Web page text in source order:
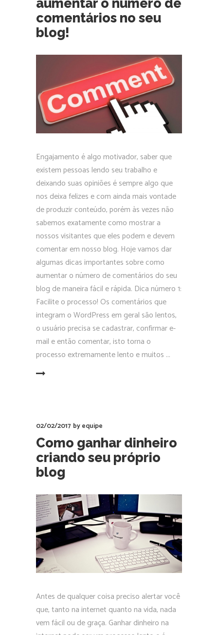
aumentar o número de
comentários no seu
blog!
Engajamento é algo motivador, saber que
existem pessoas lendo seu trabalho e
deixando suas opiniões é sempre algo que
nos deixa felizes e com ainda mais vontade
de produzir conteúdo, porém às vezes não
sabemos exatamente como mostrar a
nossos visitantes que eles podem e devem
comentar em nosso blog. Hoje vamos dar
algumas dicas importantes sobre como
aumentar o número de comentários do seu
blog de maneira fácil e rápida. Dica número 1:
Facilite o processo! Os comentários que
integram o WordPress em geral são lentos,
o usuário precisa se cadastrar, confirmar e-
mail e então comentar, isto torna o
processo extremamente lento e muitos
02/02/2017 byequipe
Como ganhar dinheiro
criando seu próprio
blog
Antes de qualquer coisa preciso alertar você
que, tanto na internet quanto na vida, nada
vem fácil ou de graça. Ganhar dinheiro na